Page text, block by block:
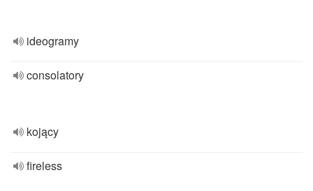
ideogramy
consolatory
kojący
fireless